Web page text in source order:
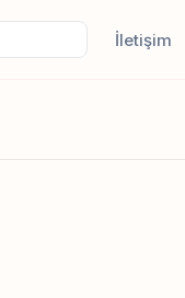
İletişim